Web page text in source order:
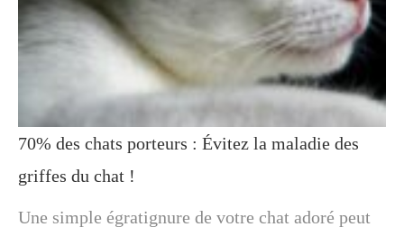
70% des chats porteurs : Évitez la maladie des
griffes du chat !
Une simple égratignure de votre chat adoré peut